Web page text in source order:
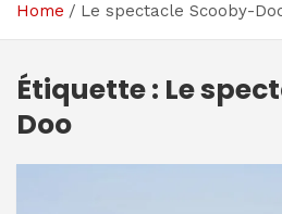
Home Le spectacle Scooby-
Étiquette : Le
Doo